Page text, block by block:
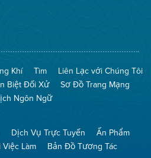
The
(Bảo
Toàn
Không
Khí)
Mạng
No
Burn
(Không
Đốt)
Khí Tìm
Liên Lạc với Chúng Tôi
Biệt Đối Xử
Sơ Đồ Trang Mạng
Ngôn Ngữ
Dịch Vụ Trực Tuyến
Ấn Phẩm
Làm Bản Đồ Tương Tác